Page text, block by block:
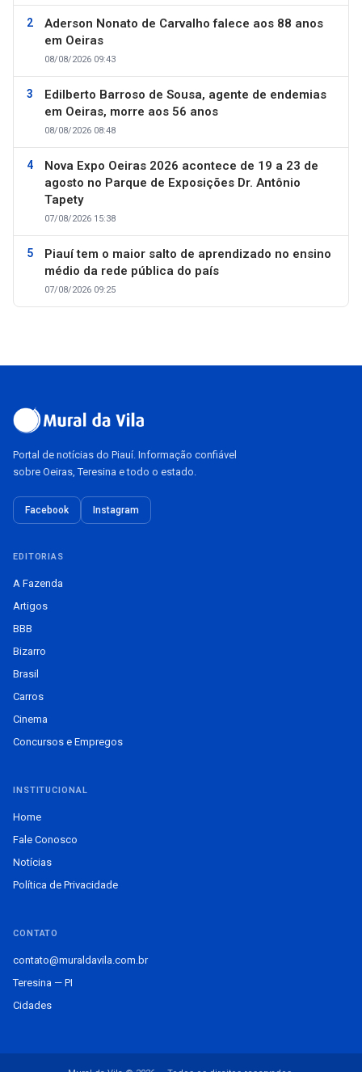
Aderson Nonato de Carvalho falece aos 88 anos
em Oeiras
08/08/2026 09:43
Edilberto Barroso de Sousa, agente de endemias
em Oeiras, morre aos 56 anos
08/08/2026 08:48
Nova Expo Oeiras 2026 acontece de 19 a 23 de
agosto no Parque de Exposições Dr. Antônio
Tapety
07/08/2026 15:38
Piauí tem o maior salto de aprendizado no ensino
médio da rede pública do país
07/08/2026 09:25
Portal de notícias do Piauí. Informação confiável
sobre Oeiras, Teresina e todo o estado.
Facebook Instagram
EDITORIAS
A Fazenda
Artigos
BBB
Bizarro
Brasil
Carros
Cinema
Concursos e Empregos
INSTITUCIONAL
Home
Fale Conosco
Notícias
Política de Privacidade
CONTATO
contato@muraldavila.com.br
Teresina — PI
Cidades